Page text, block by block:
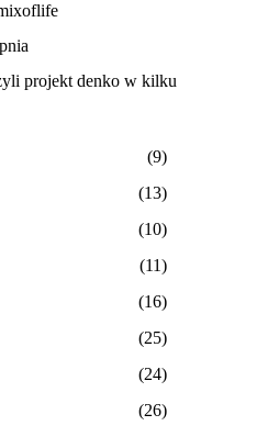
projekt denko w kilku
(9)
(13)
(10)
(11)
(16)
(25)
(24)
(26)